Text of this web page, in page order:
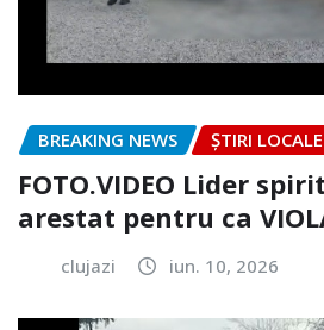
BREAKING NEWS ȘTIRI LOCALE
FOTO.VIDEO Lider
arestat pentru ca
clujazi iun. 10, 2026